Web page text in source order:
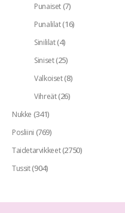
Punaiset(7)
Punalilat(16)
Sinililat(4)
Siniset(25)
Valkoiset(8)
Vihreät(26)
Nukke (341)
Posliini (769)
Taidetarvikkeet(2750)
Tussit(904)